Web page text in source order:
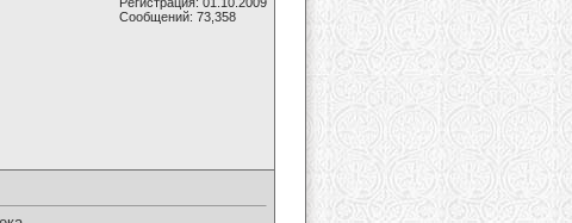
Сообщений: 73,358